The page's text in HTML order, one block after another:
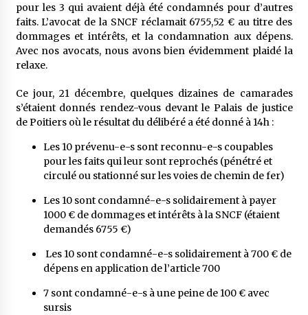
pour les 3 qui avaient déjà été condamnés pour d’autres
faits. L’avocat de la SNCF réclamait 6755,52 € au titre des
dommages et intérêts, et la condamnation aux dépens.
Avec nos avocats, nous avons bien évidemment plaidé la
relaxe.
Ce jour, 21 décembre, quelques dizaines de camarades
s’étaient donnés rendez-vous devant le Palais de justice
de Poitiers où le résultat du délibéré a été donné à 14h :
Les 10 prévenu-e-s sont reconnu-e-s coupables
pour les faits qui leur sont reprochés (pénétré et
circulé ou stationné sur les voies de chemin de fer)
Les 10 sont condamné-e-s solidairement à payer
1000 € de dommages et intérêts à la SNCF (étaient
demandés 6755 €)
Les 10 sont condamné-e-s solidairement à 700 € de
dépens en application de l’article 700
7 sont condamné-e-s à une peine de 100 € avec
sursis